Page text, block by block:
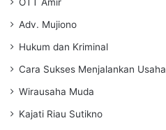
Adv. Mujiono
Hukum dan Kriminal
Cara Sukses Menjalankan Usaha
Wirausaha Muda
Kajati Riau Sutikno